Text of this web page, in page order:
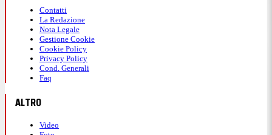
Contatti
La Redazione
Nota Legale
Gestione Cookie
Cookie Policy
Privacy Policy
Cond. Generali
Faq
ALTRO
Video